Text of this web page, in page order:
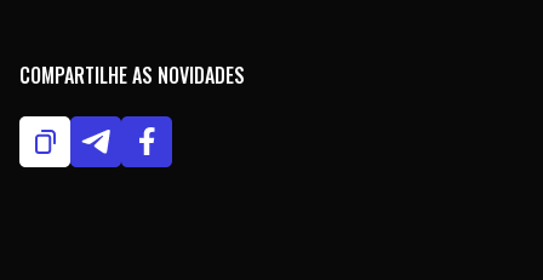
COMPARTILHE AS NOVIDADES